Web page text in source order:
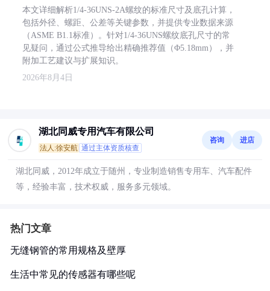
本文详细解析1/4-36UNS-2A螺纹的标准尺寸及底孔计算，
包括外径、螺距、公差等关键参数，并提供专业数据来源
（ASME B1.1标准）。针对1/4-36UNS螺纹底孔尺寸的常
见疑问，通过公式推导给出精确推荐值（Φ5.18mm），并
附加工艺建议与扩展知识。
2026年8月4日
湖北同威专用汽车有限公司
法人:徐安航 通过主体资质核查
咨询 进店
湖北同威，2012年成立于随州，专业制造销售专用车、汽车配件
等，经验丰富，技术权威，服务多元领域。
热门文章
无缝钢管的常用规格及壁厚
生活中常见的传感器有哪些呢